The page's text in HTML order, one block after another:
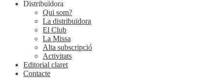
Distribuïdora
Qui som?
La distribuïdora
El Club
La Missa
Alta subscripció
Activitats
Editorial claret
Contacte